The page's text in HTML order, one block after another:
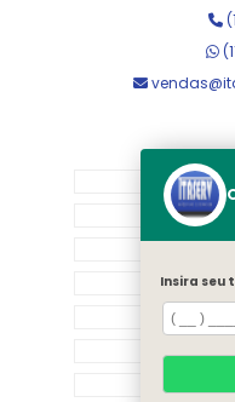
Insira seu